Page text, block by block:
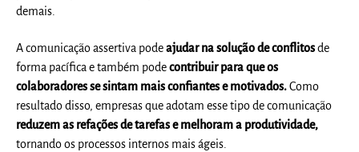
demais.
A comunicação assertiva podeajudar na solução de conflitosde
forma pacífica e também podecontribuir para que os
colaboradores se sintam mais confiantes e motivados.Como
resultado disso, empresas que adotam esse tipo de comunicação
reduzem as refações de tarefas e melhoram a produtividade,
tornando os processos internos mais ágeis.